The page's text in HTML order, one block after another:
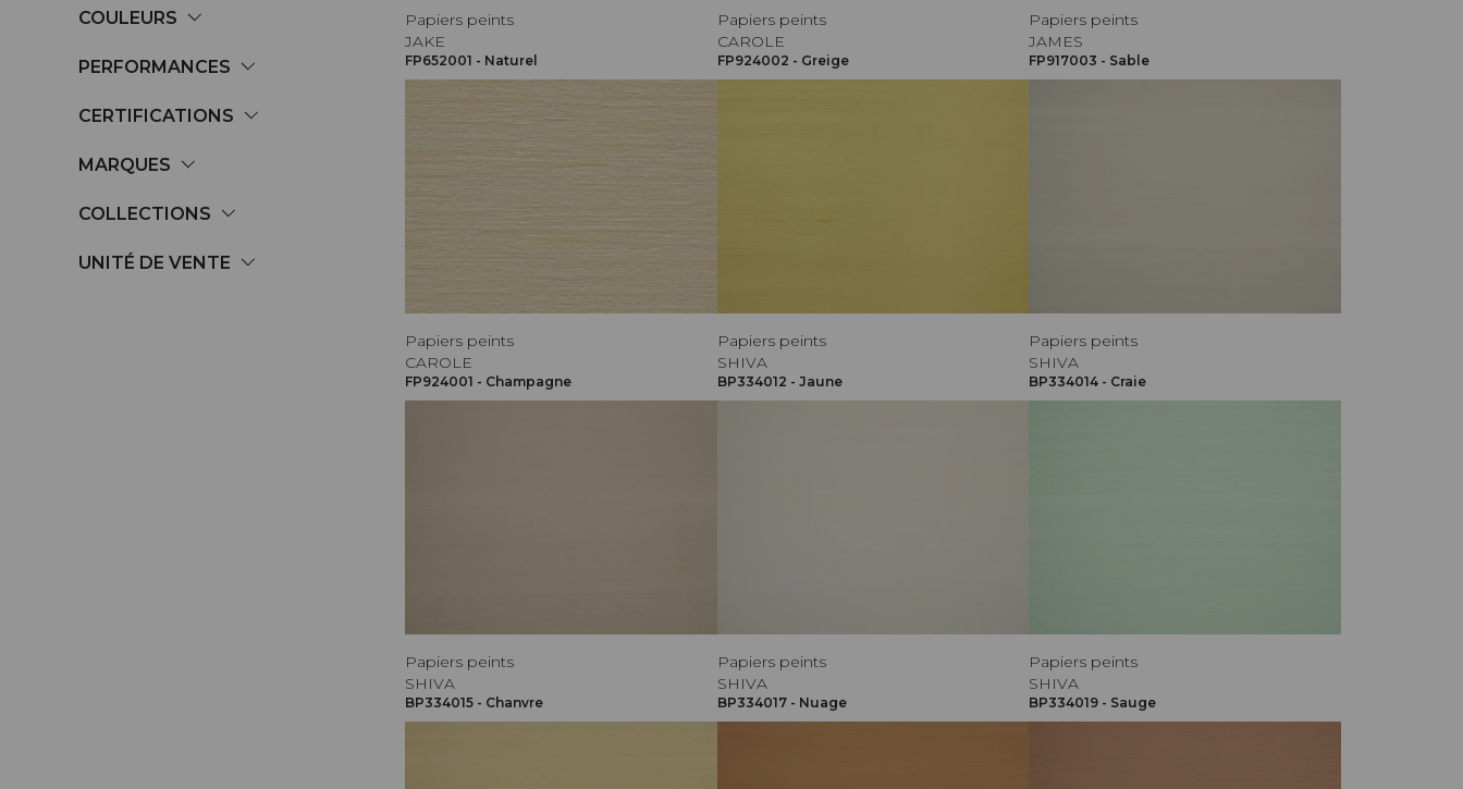
COULEURS
PERFORMANCES
CERTIFICATIONS
MARQUES
COLLECTIONS
UNITÉ DE VENTE
Papiers peints
JAKE
FP652001 - Naturel
Papiers peints
CAROLE
FP924002 - Greige
Papiers peints
JAMES
FP917003 - Sable
Papiers peints
CAROLE
FP924001 - Champagne
Papiers peints
SHIVA
BP334012 - Jaune
Papiers peints
SHIVA
BP334014 - Craie
Papiers peints
SHIVA
BP334015 - Chanvre
Papiers peints
SHIVA
BP334017 - Nuage
Papiers peints
SHIVA
BP334019 - Sauge